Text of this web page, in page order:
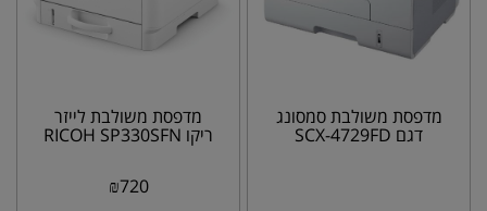
מדפסת משולבת סמסונג
דגם SCX-4729FD
מדפסת משולבת לייזר
ריקו RICOH SP330SFN
₪720